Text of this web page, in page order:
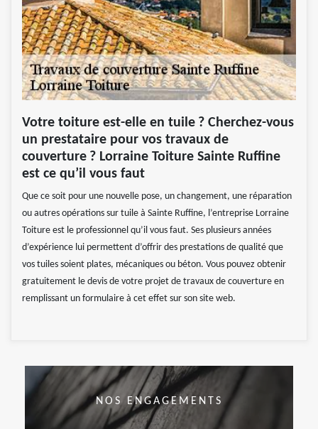
Votre toiture est-elle en tuile ? Cherchez-vous
un prestataire pour vos travaux de
couverture ? Lorraine Toiture Sainte Ruffine
est ce qu’il vous faut
Que ce soit pour une nouvelle pose, un changement, une réparation
ou autres opérations sur tuile à Sainte Ruffine, l’entreprise Lorraine
Toiture est le professionnel qu’il vous faut. Ses plusieurs années
d’expérience lui permettent d’offrir des prestations de qualité que
vos tuiles soient plates, mécaniques ou béton. Vous pouvez obtenir
gratuitement le devis de votre projet de travaux de couverture en
remplissant un formulaire à cet effet sur son site web.
NOS ENGAGEMENTS